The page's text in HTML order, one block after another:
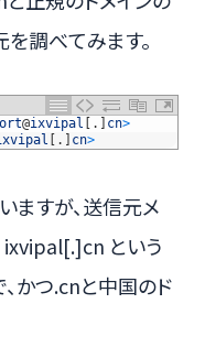
調べてみます。
@ixvipal . cn>
. cn>
ますが、送信元メ
という
かつ.cnと中国のド